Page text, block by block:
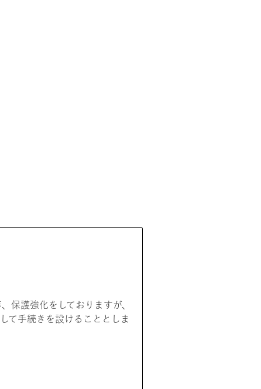
保護強化をしておりますが、
て手続きを設けることとしま